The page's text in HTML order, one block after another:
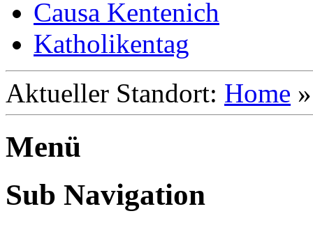
Causa Kentenich
Katholikentag
Aktueller Standort: Home
Menü
Sub Navigation